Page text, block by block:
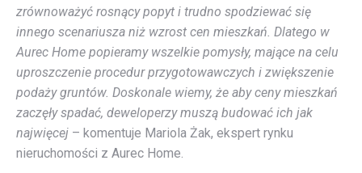
zrównoważyć rosnący popyt i trudno spodziewać się
innego scenariusza niż wzrost cen mieszkań. Dlatego w
Aurec Home popieramy wszelkie pomysły, mające na celu
uproszczenie procedur przygotowawczych i zwiększenie
podaży gruntów. Doskonale wiemy, że aby ceny mieszkań
zaczęły spadać, deweloperzy muszą budować ich jak
najwięcej – komentuje Mariola Żak, ekspert rynku
nieruchomości z Aurec Home.